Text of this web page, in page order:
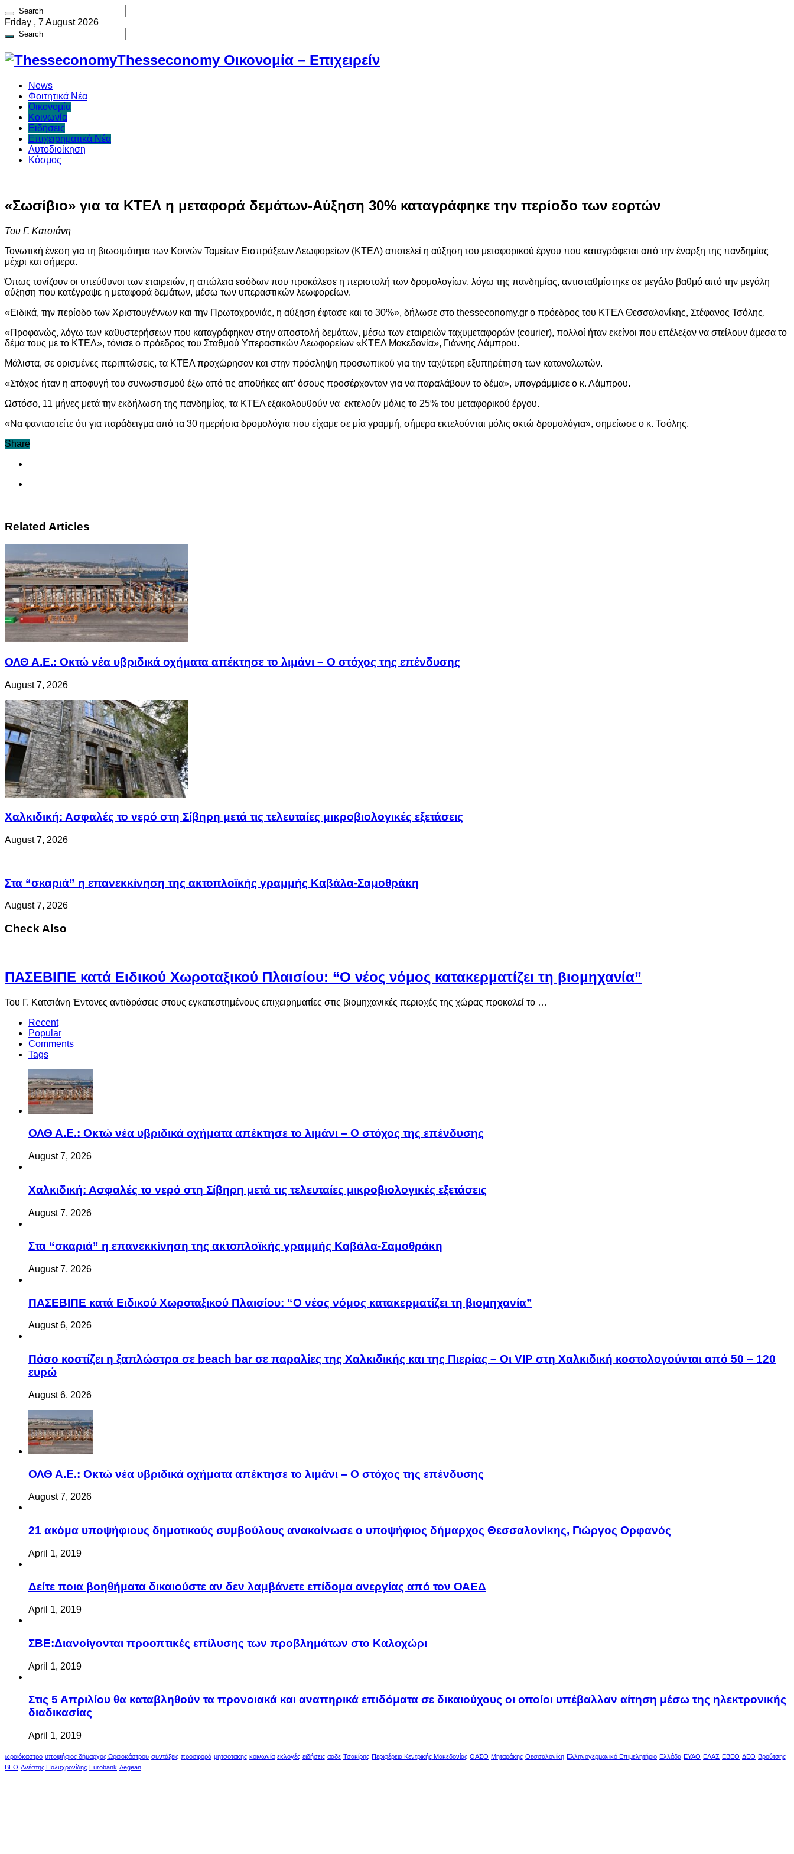
Friday , 7 August 2026
Thesseconomy Οικονομία – Επιχειρείν
News
Φοιτητικά Νέα
Οικονομία
Κοινωνία
Ειδήσεις
Επιχειρηματικά Νέα
Αυτοδιοίκηση
Κόσμος
«Σωσίβιο» για τα ΚΤΕΛ η μεταφορά δεμάτων-Αύξηση 30% καταγράφηκε την περίοδο των εορτών
Του Γ. Κατσιάνη
Τονωτική ένεση για τη βιωσιμότητα των Κοινών Ταμείων Εισπράξεων Λεωφορείων (ΚΤΕΛ) αποτελεί η αύξηση του μεταφορικού έργου που καταγράφεται από την έναρξη της πανδημίας
μέχρι και σήμερα.
Όπως τονίζουν οι υπεύθυνοι των εταιρειών, η απώλεια εσόδων που προκάλεσε η περιστολή των δρομολογίων, λόγω της πανδημίας, αντισταθμίστηκε σε μεγάλο βαθμό από την μεγάλη
αύξηση που κατέγραψε η μεταφορά δεμάτων, μέσω των υπεραστικών λεωφορείων.
«Ειδικά, την περίοδο των Χριστουγέννων και την Πρωτοχρονιάς, η αύξηση έφτασε και το 30%», δήλωσε στο thesseconomy.gr ο πρόεδρος του ΚΤΕΛ Θεσσαλονίκης, Στέφανος Τσόλης.
«Προφανώς, λόγω των καθυστερήσεων που καταγράφηκαν στην αποστολή δεμάτων, μέσω των εταιρειών ταχυμεταφορών (courier), πολλοί ήταν εκείνοι που επέλεξαν να στείλουν άμεσα το
δέμα τους με το ΚΤΕΛ», τόνισε ο πρόεδρος του Σταθμού Υπεραστικών Λεωφορείων «ΚΤΕΛ Μακεδονία», Γιάννης Λάμπρου.
Μάλιστα, σε ορισμένες περιπτώσεις, τα ΚΤΕΛ προχώρησαν και στην πρόσληψη προσωπικού για την ταχύτερη εξυπηρέτηση των καταναλωτών.
«Στόχος ήταν η αποφυγή του συνωστισμού έξω από τις αποθήκες απ’ όσους προσέρχονταν για να παραλάβουν το δέμα», υπογράμμισε ο κ. Λάμπρου.
Ωστόσο, 11 μήνες μετά την εκδήλωση της πανδημίας, τα ΚΤΕΛ εξακολουθούν να εκτελούν μόλις το 25% του μεταφορικού έργου.
«Να φανταστείτε ότι για παράδειγμα από τα 30 ημερήσια δρομολόγια που είχαμε σε μία γραμμή, σήμερα εκτελούνται μόλις οκτώ δρομολόγια», σημείωσε ο κ. Τσόλης.
Share
Related Articles
ΟΛΘ Α.Ε.: Οκτώ νέα υβριδικά οχήματα απέκτησε το λιμάνι – Ο στόχος της επένδυσης
August 7, 2026
Χαλκιδική: Ασφαλές το νερό στη Σίβηρη μετά τις τελευταίες μικροβιολογικές εξετάσεις
August 7, 2026
Στα “σκαριά” η επανεκκίνηση της ακτοπλοϊκής γραμμής Καβάλα-Σαμοθράκη
August 7, 2026
Check Also
ΠΑΣΕΒΙΠΕ κατά Ειδικού Χωροταξικού Πλαισίου: “Ο νέος νόμος κατακερματίζει τη βιομηχανία”
Του Γ. Κατσιάνη Έντονες αντιδράσεις στους εγκατεστημένους επιχειρηματίες στις βιομηχανικές περιοχές της χώρας προκαλεί το …
Recent
Popular
Comments
Tags
ΟΛΘ Α.Ε.: Οκτώ νέα υβριδικά οχήματα απέκτησε το λιμάνι – Ο στόχος της επένδυσης
August 7, 2026
Χαλκιδική: Ασφαλές το νερό στη Σίβηρη μετά τις τελευταίες μικροβιολογικές εξετάσεις
August 7, 2026
Στα “σκαριά” η επανεκκίνηση της ακτοπλοϊκής γραμμής Καβάλα-Σαμοθράκη
August 7, 2026
ΠΑΣΕΒΙΠΕ κατά Ειδικού Χωροταξικού Πλαισίου: “Ο νέος νόμος κατακερματίζει τη βιομηχανία”
August 6, 2026
Πόσο κοστίζει η ξαπλώστρα σε beach bar σε παραλίες της Χαλκιδικής και της Πιερίας – Οι VIP στη Χαλκιδική κοστολογούνται από 50 – 120
ευρώ
August 6, 2026
ΟΛΘ Α.Ε.: Οκτώ νέα υβριδικά οχήματα απέκτησε το λιμάνι – Ο στόχος της επένδυσης
August 7, 2026
21 ακόμα υποψήφιους δημοτικούς συμβούλους ανακοίνωσε ο υποψήφιος δήμαρχος Θεσσαλονίκης, Γιώργος Ορφανός
April 1, 2019
Δείτε ποια βοηθήματα δικαιούστε αν δεν λαμβάνετε επίδομα ανεργίας από τον ΟΑΕΔ
April 1, 2019
ΣΒΕ:Διανοίγονται προοπτικές επίλυσης των προβλημάτων στο Καλοχώρι
April 1, 2019
Στις 5 Απριλίου θα καταβληθούν τα προνοιακά και αναπηρικά επιδόματα σε δικαιούχους οι οποίοι υπέβαλλαν αίτηση μέσω της ηλεκτρονικής
διαδικασίας
April 1, 2019
ωραιόκαστρο υποψήφιος δήμαρχος Ωραιοκάστρου συντάξεις προσφορά μητσοτακης κοινωνία εκλογές ειδήσεις ααδε Τσακίρης Περιφέρεια Κεντρικής Μακεδονίας ΟΑΣΘ Μηταράκης Θεσσαλονίκη Ελληνογερμανικό Επιμελητήριο Ελλάδα ΕΥΑΘ ΕΛΑΣ ΕΒΕΘ ΔΕΘ Βρούτσης
ΒΕΘ Ανέστης Πολυχρονίδης Eurobank Aegean